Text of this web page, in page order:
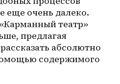
еще очень далеко.
театр»
предлагая
абсолютно
содержимого